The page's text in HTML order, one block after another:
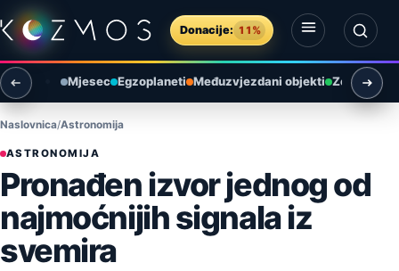
Preskoči na sadržaj
Donacije: 11%
Otvori izbornik
Otvori pretragu
Mjesec Egzoplaneti Međuzvjezdani objekti Zemlja i
Naslovnica Astronomija
ASTRONOMIJA
Pronađen izvor jednog od
najmoćnijih signala iz
svemira